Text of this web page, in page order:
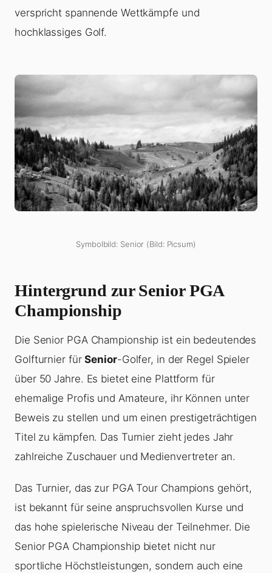
verspricht spannende Wettkämpfe und
hochklassiges Golf.
Symbolbild: Senior (Bild: Picsum)
Hintergrund zur Senior PGA
Championship
Die Senior PGA Championship ist ein bedeutendes
Golfturnier fürSenior-Golfer, in der Regel Spieler
über 50 Jahre. Es bietet eine Plattform für
ehemalige Profis und Amateure, ihr Können unter
Beweis zu stellen und um einen prestigeträchtigen
Titel zu kämpfen. Das Turnier zieht jedes Jahr
zahlreiche Zuschauer und Medienvertreter an.
Das Turnier, das zur PGA Tour Champions gehört,
ist bekannt für seine anspruchsvollen Kurse und
das hohe spielerische Niveau der Teilnehmer. Die
Senior PGA Championship bietet nicht nur
sportliche Höchstleistungen, sondern auch eine